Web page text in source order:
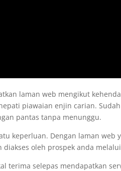
laman web mengikut
piawaian enjin carian.
pantas tanpa menunggu.
keperluan. Dengan laman web
oleh prospek anda
terima selepas mendapatkan